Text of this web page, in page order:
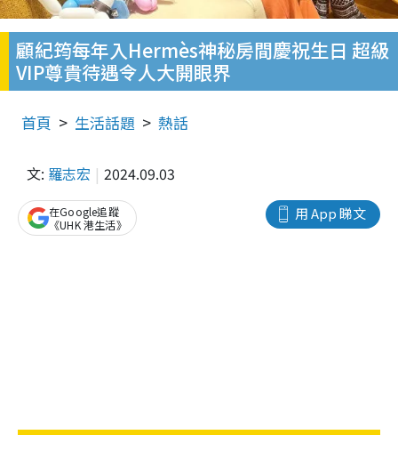
顧紀筠每年入Hermès神秘房間慶祝生日 超級
VIP尊貴待遇令人大開眼界
首頁 生活話題 熱話
文: 羅志宏 2024.09.03
用 App 睇文
在Google追蹤
《UHK 港生活》